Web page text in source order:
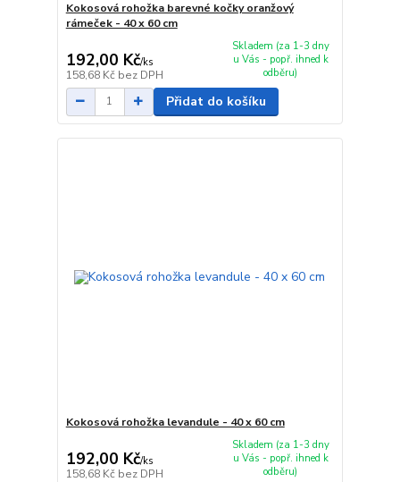
Kokosová rohožka barevné kočky oranžový
rámeček - 40 x 60 cm
192,00 Kč/ks
158,68 Kč bez DPH
Skladem (za 1-3 dny
u Vás - popř. ihned k
odběru)
Přidat do košíku
Kokosová rohožka levandule - 40 x 60 cm
192,00 Kč/ks
158,68 Kč bez DPH
Skladem (za 1-3 dny
u Vás - popř. ihned k
odběru)